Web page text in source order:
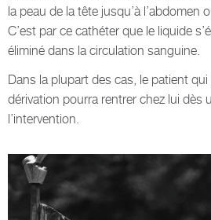
la peau de la tête jusqu’à l’abdomen
C’est par ce cathéter que le liquide
éliminé dans la circulation sanguine.
Dans la plupart des cas, le patient qui
dérivation pourra rentrer chez lui dès
l’intervention.